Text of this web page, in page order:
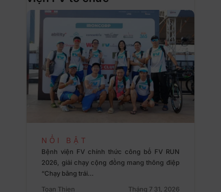
NỔI BẬT
Bệnh viện FV chính thức công bố FV RUN
2026, giải chạy cộng đồng mang thông điệp
“Chạy bằng trái…
Toan Thien
Tháng 7 31, 2026